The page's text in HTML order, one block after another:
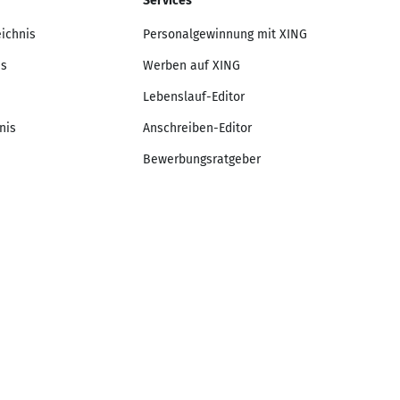
Personalgewinnung mit XING
Werben auf XING
Lebenslauf-Editor
Anschreiben-Editor
Bewerbungsratgeber